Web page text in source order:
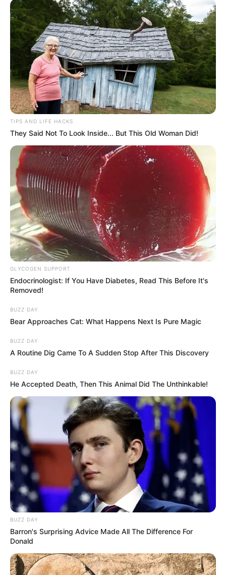
TIPS AND LIFE HACKS
They Said Not To Look Inside... But This Old Woman Did!
GLYCOGEN SUPPORT
Endocrinologist: If You Have Diabetes, Read This Before It's
Removed!
BUZZ DAY
Bear Approaches Cat: What Happens Next Is Pure Magic
BUZZ DAY
A Routine Dig Came To A Sudden Stop After This Discovery
BUZZ DAY
He Accepted Death, Then This Animal Did The Unthinkable!
BUZZ DAY
Barron's Surprising Advice Made All The Difference For
Donald